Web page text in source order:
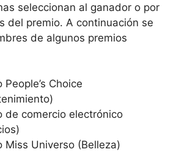
seleccionan al ganador o por
del premio. A continuación se
de algunos premios
People’s Choice
de comercio electrónico
Miss Universo (Belleza)